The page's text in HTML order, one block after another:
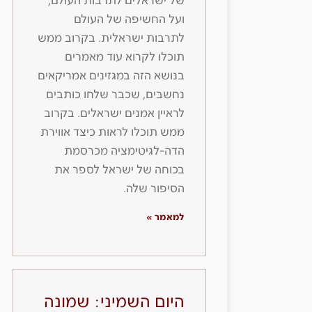
ועל החשיפה של העולם
לתרבות ישראלית. בקרוב ממש
תוכלו לקרוא עוד מאמרים
בנושא הזה במגזינים אמריקאים
נחשבים, שכבר שלחו כותבים
לראיין אמנים ישראלים. בקרוב
ממש תוכלו לראות כיצד אווירת
הדה-לגיטימציה מכרסמת
בכוחה של ישראל לספר את
הסיפור שלה.
למאמר »
היום השמיני: שמונה